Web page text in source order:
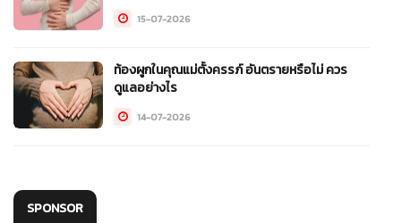
15-07-2026
ท้องผูกในคุณแม่ตั้งครรภ์ อันตรายหรือไม่ ควร
ดูแลอย่างไร
14-07-2026
SPONSOR